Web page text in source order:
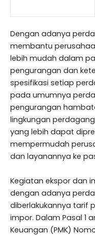
Dengan adanya
membantu
lebih mudah dalam
pengurangan dan
spesifikasi setiap
pada umumnya
pengurangan
lingkungan
yang lebih dapat
mempermudah
dan layanannya ke
Kegiatan ekspor dan
dengan adanya
diberlakukannya tarif
impor. Dalam Pasal 1
Keuangan (PMK)